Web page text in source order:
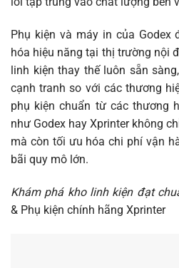
Phụ kiện và máy in của
hóa hiệu năng tại thị trường nội
linh kiện thay thế luôn sẵn
cạnh tranh so với các thương
phụ kiện chuẩn từ các thương
như Godex hay Xprinter không
mà còn tối ưu hóa chi phí vận
bãi quy mô lớn.
Khám phá kho linh kiện đạt
& Phụ kiện chính hãng Xprinter